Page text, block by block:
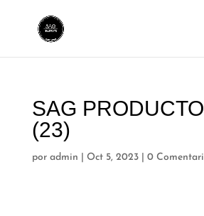
SAG
(23)
por admin Oct 5, 2023| 0